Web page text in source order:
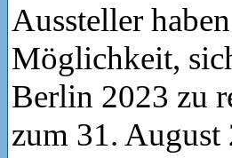
Aussteller
Möglichkeit,
Berlin 2023 zu
zum 31.